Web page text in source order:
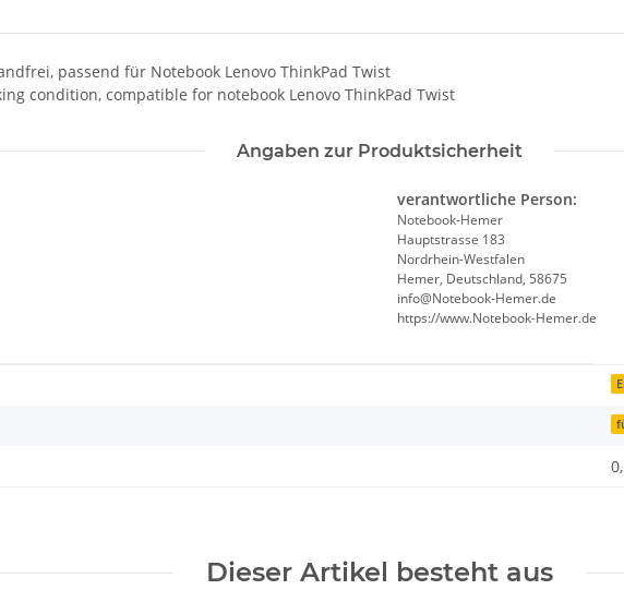
passend für Notebook Lenovo ThinkPad Twist
condition, compatible for notebook Lenovo ThinkPad Twist
Angaben zur Produktsicherheit
verantwortliche Person:
Notebook-Hemer
Hauptstrasse 183
Nordrhein-Westfalen
Hemer, Deutschland, 58675
info@Notebook-Hemer.de
https://www.Notebook-Hemer.de
Dieser Artikel besteht aus